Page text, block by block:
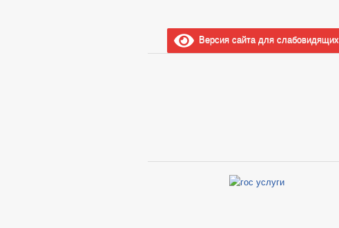
Версия сайта для слабовидящих